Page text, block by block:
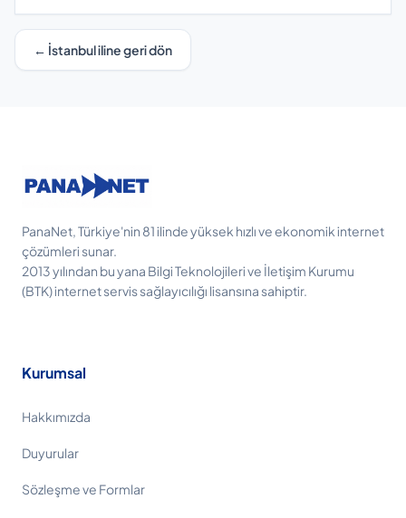
← İstanbul iline geri dön
PanaNet, Türkiye'nin 81 ilinde yüksek hızlı ve ekonomik internet
çözümleri sunar.
2013 yılından bu yana Bilgi Teknolojileri ve İletişim Kurumu
(BTK) internet servis sağlayıcılığı lisansına sahiptir.
Kurumsal
Hakkımızda
Duyurular
Sözleşme ve Formlar